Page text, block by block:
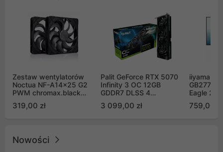
Zestaw wentylatorów
Noctua NF-A14x25 G2
PWM chromax.black
Push Pull (2szt)
319,00 zł
Palit GeForce RTX 5070
Infinity 3 OC 12GB
GDDR7 DLSS 4
GB2050S)
3 099,00 zł
iiyama G-
Eagle 27"
759,00 zł
Nowości